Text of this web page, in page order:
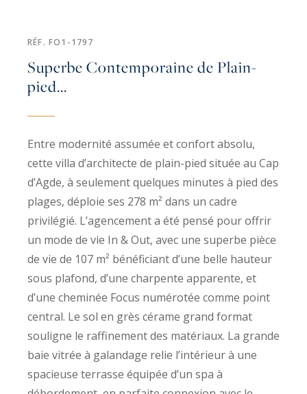
RÉF. FO1-1797
Superbe Contemporaine de Plain-
pied...
Entre modernité assumée et confort absolu,
cette villa d’architecte de plain-pied située au Cap
d’Agde, à seulement quelques minutes à pied des
plages, déploie ses 278 m² dans un cadre
privilégié. L’agencement a été pensé pour offrir
un mode de vie In & Out, avec une superbe pièce
de vie de 107 m² bénéficiant d’une belle hauteur
sous plafond, d’une charpente apparente, et
d’une cheminée Focus numérotée comme point
central. Le sol en grès cérame grand format
souligne le raffinement des matériaux. La grande
baie vitrée à galandage relie l’intérieur à une
spacieuse terrasse équipée d’un spa à